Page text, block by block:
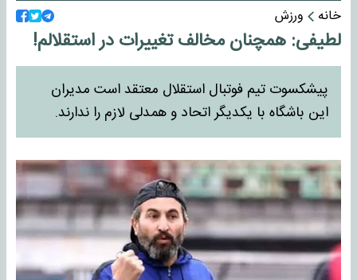
خانه
ورزش
لطیفی: همچنان مخالف تغییرات در استقلالم!
پیشکسوت تیم فوتبال استقلال معتقد است مدیران
این باشگاه با یکدیگر اتحاد و همدلی لازم را ندارند.